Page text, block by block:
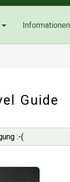
Informationen
Guide
:-(